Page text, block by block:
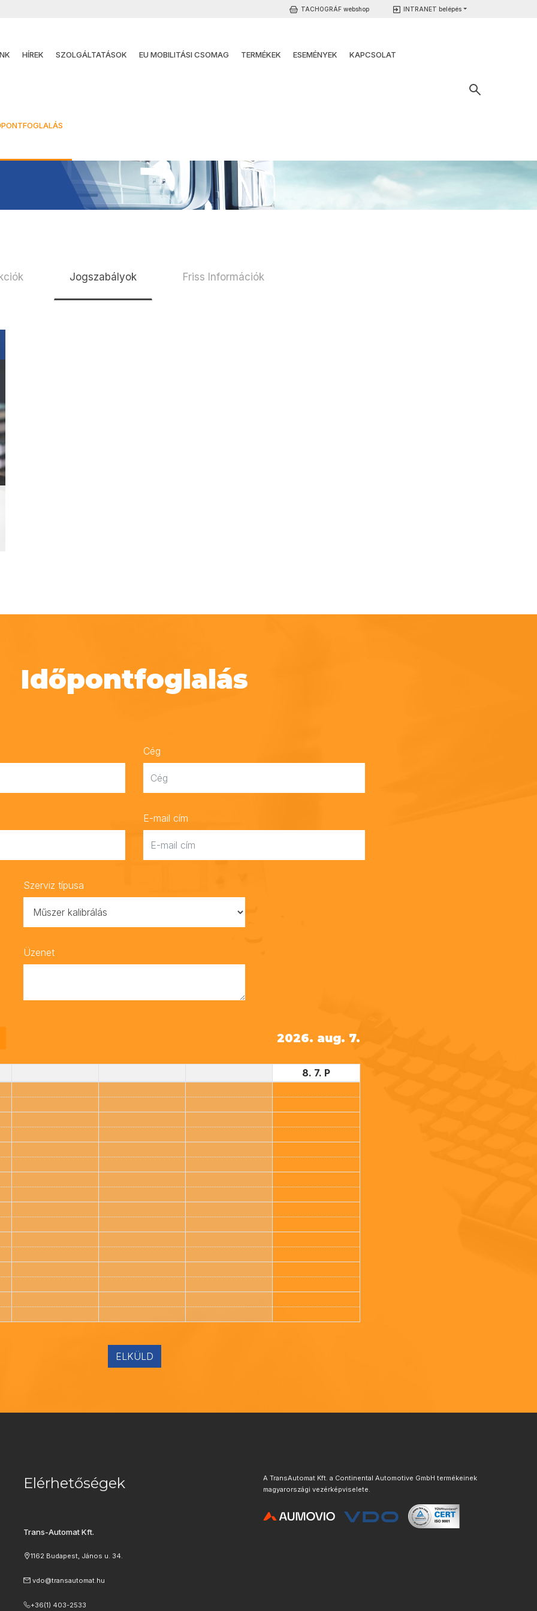
TACHOGRÁF webshop INTRANET belépés
HÍREK SZOLGÁLTATÁSOK EU MOBILITÁSI CSOMAG TERMÉKEK ESEMÉNYEK KAPCSOLAT
Jogszabályok Friss Információk
Időpontfoglalás
Cég
E-mail cím
Szerviz típusa
Üzenet
2026. aug. 7.
8. 7. P
ELKÜLD
Elérhetőségek
Trans-Automat Kft.
1162 Budapest, János u. 34.
vdo@transautomat.hu
+36(1) 403-2533
A TransAutomat Kft. a Continental Automotive GmbH termékeinek
magyarországi vezérképviselete.